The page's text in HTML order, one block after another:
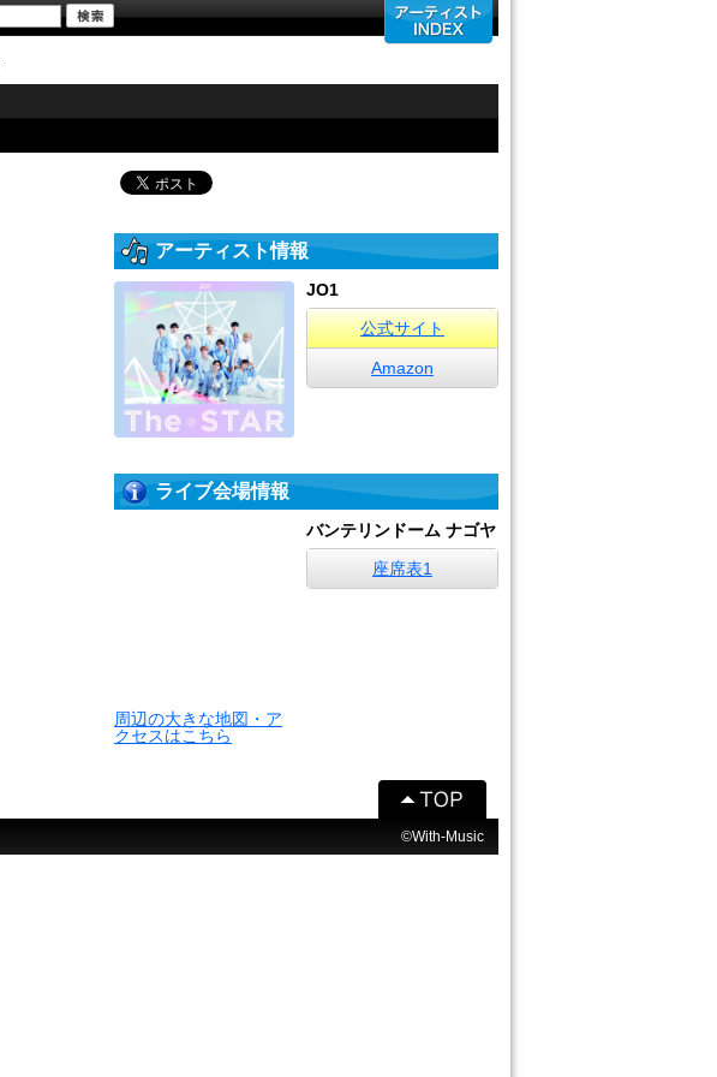
アーティスト情報
JO1
公式サイト
Amazon
ライブ会場情報
周辺の大きな地図・ア
クセスはこちら
バンテリンドーム ナゴヤ
座席表1
©With-Music